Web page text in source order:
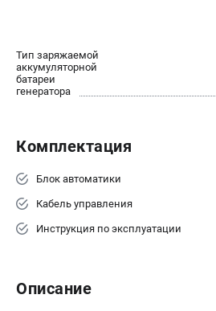
Тип заряжаемой
аккумуляторной
батареи
генератора
Комплектация
Блок автоматики
Кабель управления
Инструкция по эксплуатации
Описание